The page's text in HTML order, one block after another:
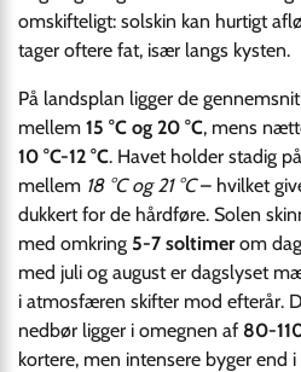
omskifteligt: solskin kan hurtigt
tager oftere fat, især langs kysten.
På landsplan ligger de
mellem 15 °C og 20 °C, mens
10 °C-12 °C. Havet holder stadig
mellem 18 °C og 21 °C– hvilket
dukkert for de hårdføre. Solen
med omkring 5-7 soltimerom
med juli og august er dagslyset
i atmosfæren skifter mod efterår.
nedbør ligger i omegnen af 80-
kortere, men intensere byger end